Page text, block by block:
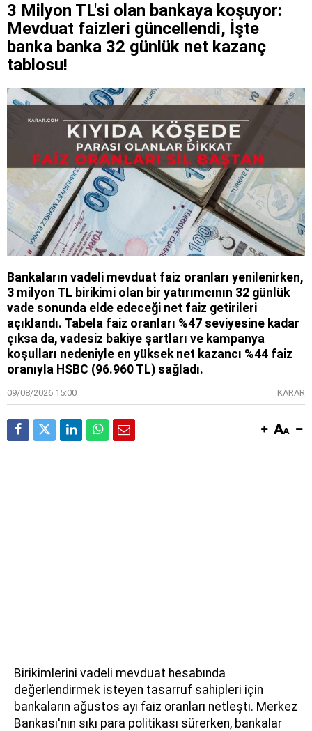
3 Milyon TL'si olan bankaya koşuyor:
Mevduat faizleri güncellendi, İşte
banka banka 32 günlük net kazanç
tablosu!
Bankaların vadeli mevduat faiz oranları yenilenirken,
3 milyon TL birikimi olan bir yatırımcının 32 günlük
vade sonunda elde edeceği net faiz getirileri
açıklandı. Tabela faiz oranları %47 seviyesine kadar
çıksa da, vadesiz bakiye şartları ve kampanya
koşulları nedeniyle en yüksek net kazancı %44 faiz
oranıyla HSBC (96.960 TL) sağladı.
09/08/2026 15:00 KARAR
Birikimlerini vadeli mevduat hesabında
değerlendirmek isteyen tasarruf sahipleri için
bankaların ağustos ayı faiz oranları netleşti. Merkez
Bankası'nın sıkı para politikası sürerken, bankalar